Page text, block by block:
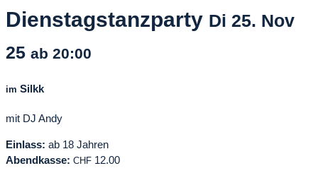
Dienstagstanzparty Di 25. Nov
25 ab 20:00
im Silkk
mit DJ Andy
Einlass: ab 18 Jahren
Abendkasse: CHF 12.00